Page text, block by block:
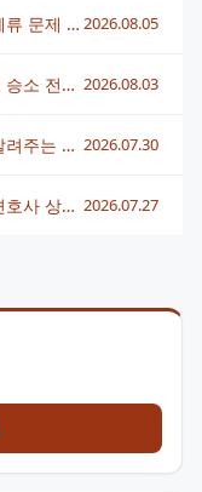
외국인비자상담, 제주변호사추천으로 체류 문제 빠르게 해결하는 법 2026.08.05
손해배상청구소송, 전주변호사추천으로 승소 전략 세우는 법 2026.08.03
유언장작성방법, 서초변호사사무실이 알려주는 핵심 정리 2026.07.30
농지양도세 감면 요건과 울산조세전문변호사 상담 전략 총정리 2026.07.27